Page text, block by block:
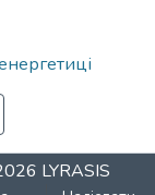
LYRASIS